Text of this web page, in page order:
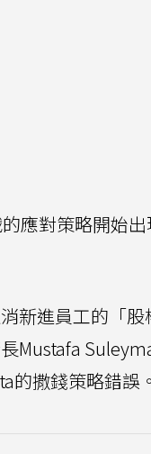
應對策略開始
新進員工的「股
Mustafa
的撒錢策略錯誤